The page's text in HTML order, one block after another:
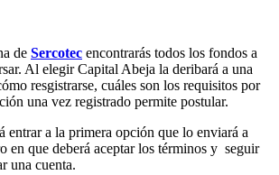
de Sercotec encontrarás todos los fondos a
Al elegir Capital Abeja la deribará a una
resgistrarse, cuáles son los requisitos por
una vez registrado permite postular.
entrar a la primera opción que lo enviará a
en que deberá aceptar los términos y seguir
una cuenta.